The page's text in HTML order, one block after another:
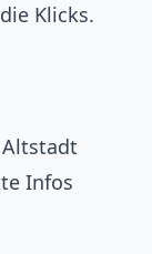
Klicks.
Infos